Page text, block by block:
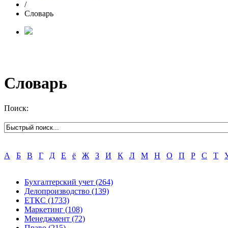
/
Словарь
Словарь
Поиск:
А Б В Г Д Е ё Ж З И К Л М Н О П Р С Т
Бухгалтерский учет (264)
Делопроизводство (139)
ЕТКС (1733)
Маркетинг (108)
Менеджмент (72)